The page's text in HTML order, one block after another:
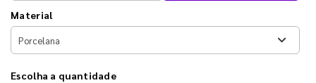
Material
Escolha a quantidade